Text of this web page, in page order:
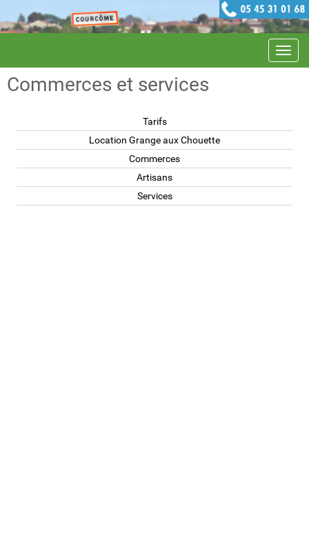
Commerces et services
Tarifs
Location Grange aux Chouette
Commerces
Artisans
Services